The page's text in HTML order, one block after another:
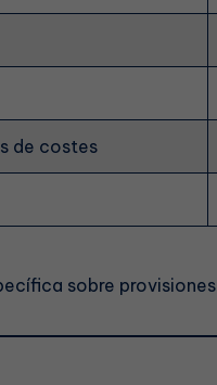
de costes
sobre